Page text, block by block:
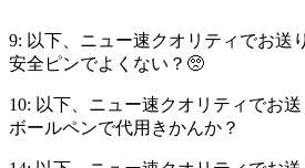
9: 以下、ニュー速クオリティでお送
安全ピンでよくない？🥺
10: 以下、ニュー速クオリティでお送
ボールペンで代用きかんか？